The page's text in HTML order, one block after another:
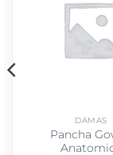
DAMAS
Pancha